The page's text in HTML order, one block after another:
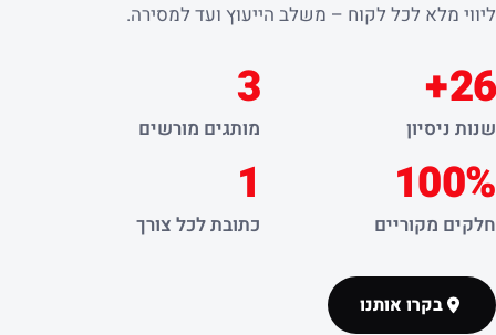
ליווי מלא לכל לקוח – משלב הייעוץ ועד למסירה.
26+
שנות ניסיון
3
מותגים מורשים
100%
חלקים מקוריים
1
כתובת לכל צורך
בקרו אותנו